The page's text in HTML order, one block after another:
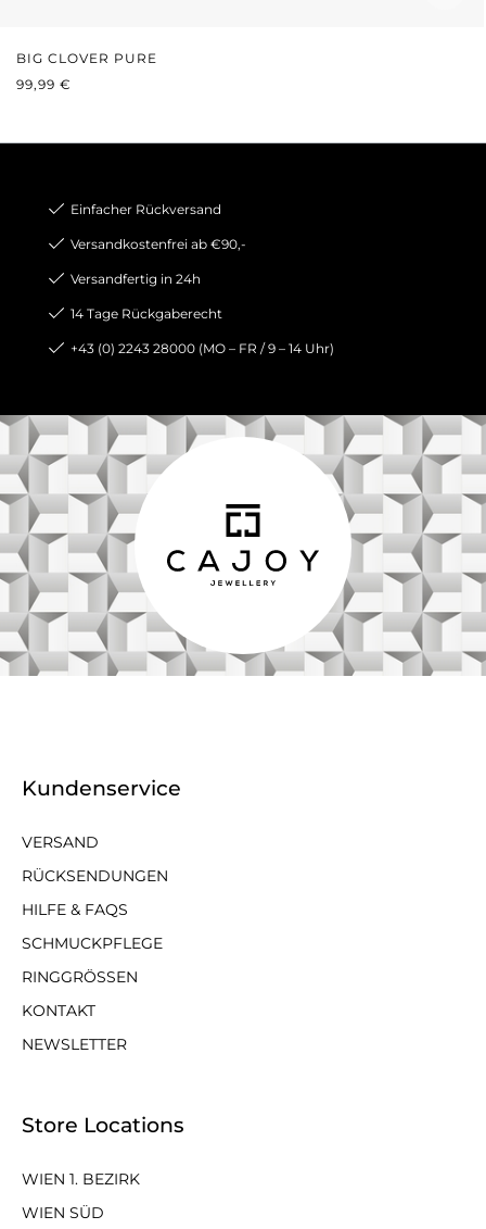
BIG CLOVER PURE
REGULÄRER PREIS:
99,99 €
Einfacher Rückversand
Versandkostenfrei ab €90,-
Versandfertig in 24h
14 Tage Rückgaberecht
+43 (0) 2243 28000 (MO – FR / 9 – 14 Uhr)
Kundenservice
VERSAND
RÜCKSENDUNGEN
HILFE & FAQS
SCHMUCKPFLEGE
RINGGRÖSSEN
KONTAKT
NEWSLETTER
Store Locations
WIEN 1. BEZIRK
WIEN SÜD